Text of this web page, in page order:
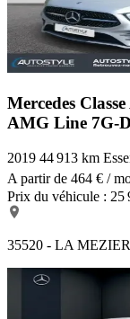
Mercedes
AMG Line 7G-
2019 44 913 km
A partir de 464 € /
Prix du véhicule : 25
35520 - LA